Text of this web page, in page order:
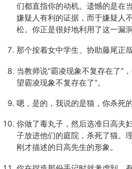
们都直指你的动机。遗憾的是在
嫌疑人有利的证据，而于嫌疑人
松。你正是很好地利用了这一漏洞
那个按着女中学生、协助藤尾正
当教师说“霸凌现象不复存在了”
望霸凌现象不复存在了”。
嗯，是的，我说的是猫，你杀死的
你做了毒丸子，然后选准日高夫
子放进他们的庭院，杀死了猫
刚才描述的日高先生的形象。